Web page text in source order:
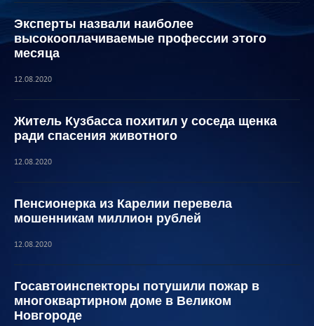
Эксперты назвали наиболее
высокооплачиваемые профессии этого
месяца
12.08.2020
Житель Кузбасса похитил у соседа щенка
ради спасения животного
12.08.2020
Пенсионерка из Карелии перевела
мошенникам миллион рублей
12.08.2020
Госавтоинспекторы потушили пожар в
многоквартирном доме в Великом
Новгороде